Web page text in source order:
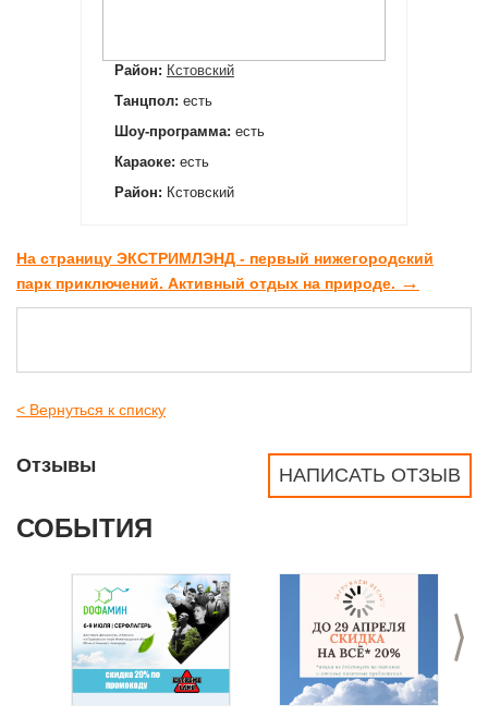
Район: Кстовский
Танцпол: есть
Шоу-программа: есть
Караоке: есть
Район: Кстовский
На страницу ЭКСТРИМЛЭНД - первый нижегородский
парк приключений. Активный отдых на природе. →
< Вернуться к списку
НАПИСАТЬ ОТЗЫВ
Отзывы
СОБЫТИЯ
>